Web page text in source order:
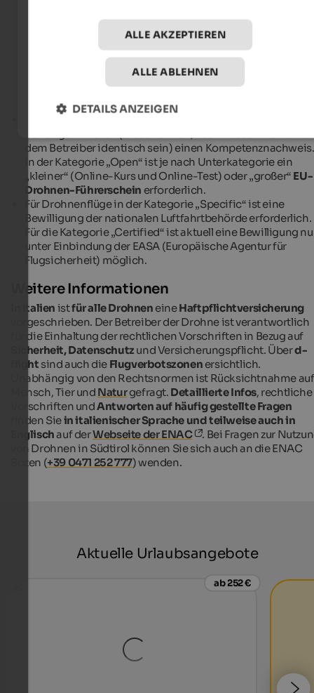
jedenfalls eine Registrierungspflicht. Die Registrierung
in allen Ländern, die ebenfalls die EU-Drohnenverordnung
eingeführt haben, anerkannt. In Italien und somit auch in
erfolgt die Registrierung über die
App von d-
, und auf der Drohne muss einQR-Code
Sie auch weitere Informationen rund um Drohnenflüge.
dem Betreiber identisch sein) einen Kompetenznachweis.
In der Kategorie „Open“ ist je nach Unterkategorie ein
„kleiner“ (Online-Kurs und Online-Test) oder „großer“ EU-
Drohnen-Führerschein erforderlich.
Für Drohnenflüge in der Kategorie „Specific“ ist eine
Bewilligung der nationalen Luftfahrtbehörde erforderlich.
Für die Kategorie „Certified“ ist aktuell eine Bewilligung
unter Einbindung der EASA (Europäische Agentur für
Flugsicherheit) möglich.
Weitere Informationen
In Italien istfür alle Drohnen eineHaftpflichtversicherung
vorgeschrieben. Der Betreiber der Drohne ist verantwortlich
für die Einhaltung der rechtlichen Vorschriften in Bezug auf
Sicherheit, Datenschutz und Versicherungspflicht. Überd-
flight sind auch die Flugverbotszonen ersichtlich.
Unabhängig von den Rechtsnormen ist Rücksichtnahme auf
Mensch, Tier und Naturgefragt. Detaillierte Infos, rechtliche
Vorschriften undAntworten auf häufig gestellte Fragen
finden Siein italienischer Sprache und teilweise auch in
Englischauf derWebseite der ENAC
. Bei Fragen zur
von Drohnen in Südtirol können Sie sich auch an die ENAC
Bozen (+39 0471 252 777) wenden.
Aktuelle Urlaubsangebote
ab 252 €
ALLE AKZEPTIEREN
ALLE ABLEHNEN
DETAILS ANZEIGEN